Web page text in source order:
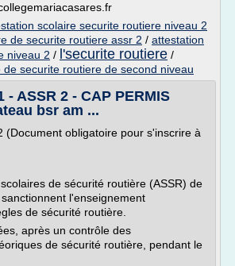
scolaire securite routiere niveau 2
de securite routiere assr 2 / attestation
niveau 2 / l'securite routiere /
securite routiere de second niveau
- ASSR 2 - CAP PERMIS
bsr am ...
(Document obligatoire pour s'inscrire à
de sécurité routière (ASSR) de
l'enseignement
de sécurité routière.
après un contrôle des
de sécurité routière, pendant le